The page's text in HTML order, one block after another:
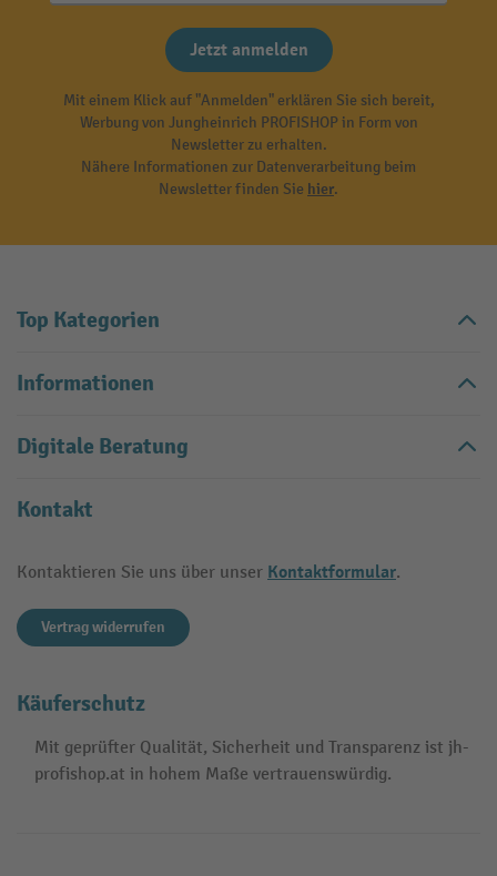
Jetzt anmelden
Mit einem Klick auf "Anmelden" erklären Sie sich bereit,
Werbung von Jungheinrich PROFISHOP in Form von
Newsletter zu erhalten.
Nähere Informationen zur Datenverarbeitung beim
Newsletter finden Sie hier.
Top Kategorien
Informationen
Digitale Beratung
Kontakt
Kontaktieren Sie uns über unser Kontaktformular.
Vertrag widerrufen
Käuferschutz
Mit geprüfter Qualität, Sicherheit und Transparenz ist jh-
profishop.at in hohem Maße vertrauenswürdig.